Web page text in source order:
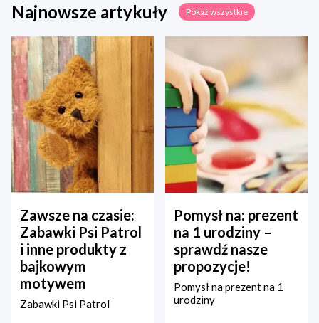
Najnowsze artykuły Pokaż wszystkie
Zawsze na czasie:
Zabawki Psi Patrol
i inne produkty z
bajkowym
motywem
Zabawki Psi Patrol
Pomysł na: prezent
na 1 urodziny –
sprawdź nasze
propozycje!
Pomysł na prezent na 1
urodziny